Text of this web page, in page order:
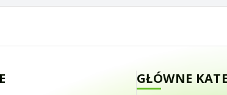
HF
GŁÓWNE